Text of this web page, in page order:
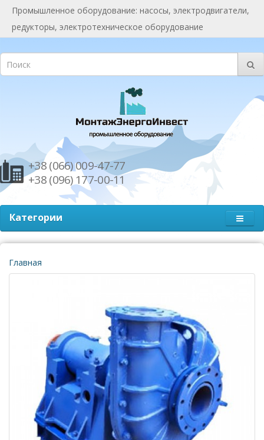
Промышленное оборудование: насосы, электродвигатели,
редукторы, электротехническое оборудование
+38 (066) 009-47-77
+38 (096) 177-00-11
Категории
Главная